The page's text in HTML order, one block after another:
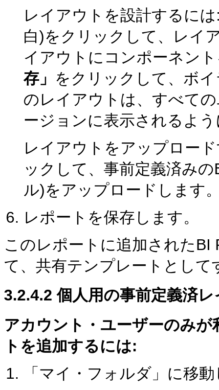
レイアウトを設計するに
白)をクリックして、レイ
イアウトにコンポーネン
存」 をクリックして、ボ
のレイアウトは、すべて
ージョンに表示されるよ
レイアウトをアップロー
ックして、事前定義済み
ル)をアップロードします
レポートを保存します。
このレポートに追加された
て、共有テンプレートとし
3.2.4.2 個人用の事前定義済
アカウント・ユーザーのみ
トを追加するには:
「マイ・フォルダ」に移